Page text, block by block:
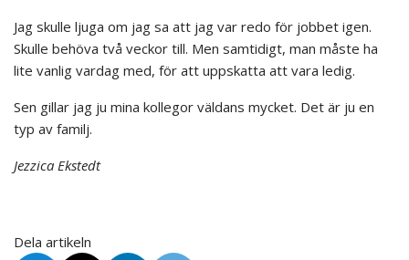
Jag skulle ljuga om jag sa att jag var redo för jobbet igen.
Skulle behöva två veckor till. Men samtidigt, man måste ha
lite vanlig vardag med, för att uppskatta att vara ledig.
Sen gillar jag ju mina kollegor väldans mycket. Det är ju en
typ av familj.
Jezzica Ekstedt
Dela artikeln